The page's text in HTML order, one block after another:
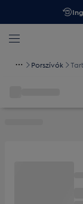
Porszívók